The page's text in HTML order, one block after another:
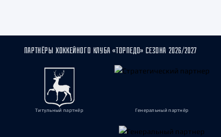
ПАРТНЁРЫ ХОККЕЙНОГО КЛУБА «ТОРПЕДО» СЕЗОНА 2026/2027
Титульный партнёр Генеральный партнёр